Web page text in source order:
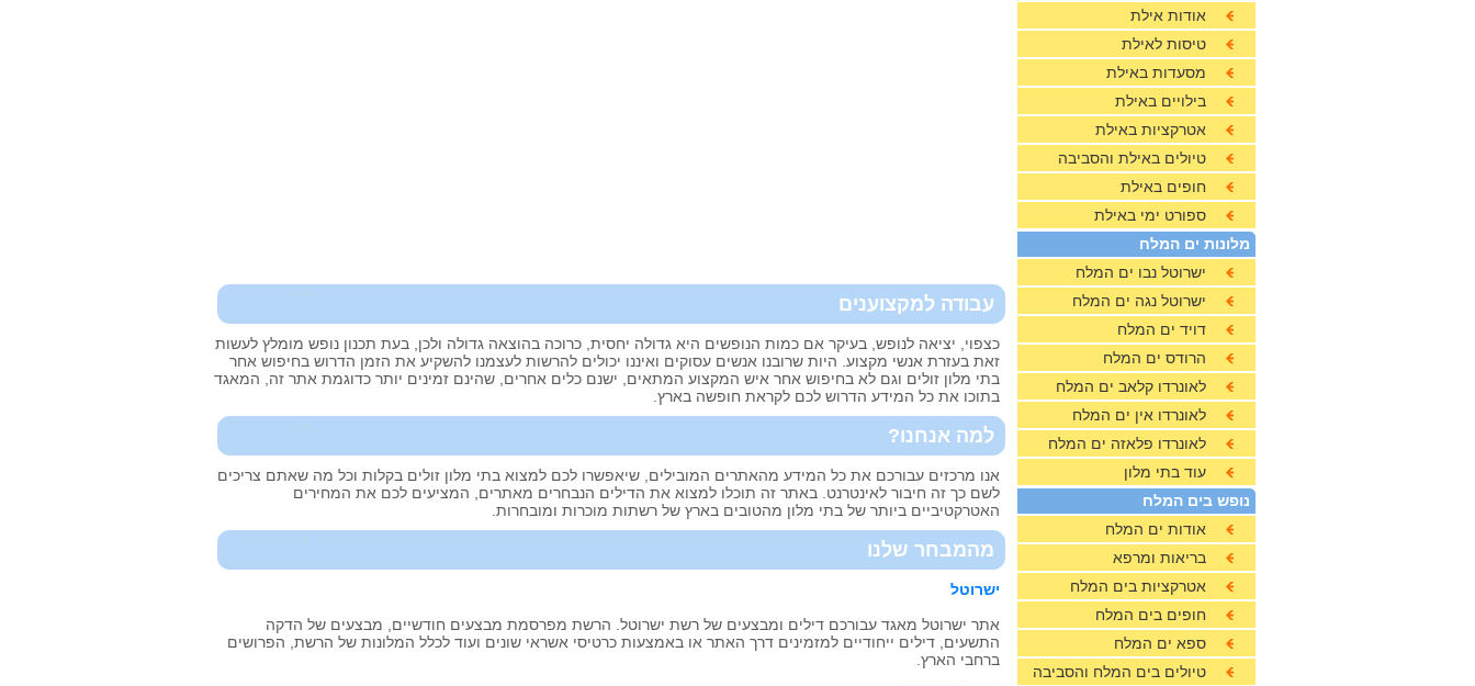
עבודה למקצוענים
כצפוי, יציאה לנופש, בעיקר אם כמות הנופשים היא גדולה יחסית, כרוכה בהוצאה גדולה ולכן, בעת תכנון נופש מומלץ לעשות
זאת בעזרת אנשי מקצוע. היות שרובנו אנשים עסוקים ואיננו יכולים להרשות לעצמנו להשקיע את הזמן הדרוש בחיפוש אחר
בתי מלון זולים וגם לא בחיפוש אחר איש המקצוע המתאים, ישנם כלים אחרים, שהינם זמינים יותר כדוגמת אתר זה, המאגד
בתוכו את כל המידע הדרוש לכם לקראת חופשה בארץ.
למה אנחנו?
אנו מרכזים עבורכם את כל המידע מהאתרים המובילים, שיאפשרו לכם למצוא בתי מלון זולים בקלות וכל מה שאתם צריכים
לשם כך זה חיבור לאינטרנט. באתר זה תוכלו למצוא את הדילים הנבחרים מאתרים, המציעים לכם את המחירים
האטרקטיביים ביותר של בתי מלון מהטובים בארץ של רשתות מוכרות ומובחרות.
מהמבחר שלנו
ישרוטל
אתר ישרוטל מאגד עבורכם דילים ומבצעים של רשת ישרוטל. הרשת מפרסמת מבצעים חודשיים, מבצעים של הדקה
התשעים, דילים ייחודיים למזמינים דרך האתר או באמצעות כרטיסי אשראי שונים ועוד לכלל המלונות של הרשת, הפרושים
ברחבי הארץ.
אודות אילת
טיסות לאילת
מסעדות באילת
בילויים באילת
אטרקציות באילת
טיולים באילת והסביבה
חופים באילת
ספורט ימי באילת
מלונות ים המלח
ישרוטל נבו ים המלח
ישרוטל נגה ים המלח
דויד ים המלח
הרודס ים המלח
לאונרדו קלאב ים המלח
לאונרדו אין ים המלח
לאונרדו פלאזה ים המלח
עוד בתי מלון
נופש בים המלח
אודות ים המלח
בריאות ומרפא
אטרקציות בים המלח
חופים בים המלח
ספא ים המלח
טיולים בים המלח והסביבה